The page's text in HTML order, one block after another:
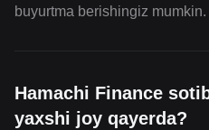
buyurtma berishingiz mumkin.
Hamachi Finance
yaxshi joy qayerda?